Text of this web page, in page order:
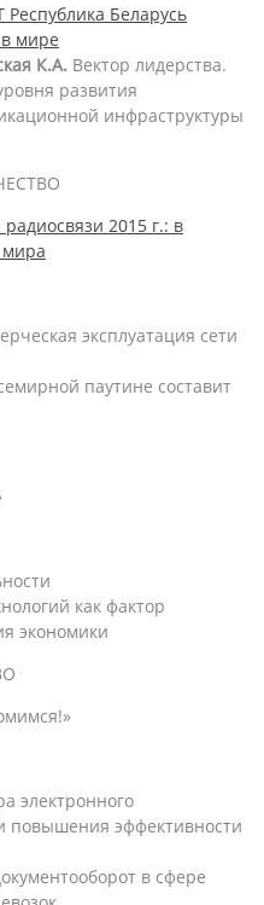
Беларусь
мире
К.А. Вектор лидерства.
развития
инфраструктуры
2015 г.: в
эксплуатация сети
паутине составит
как фактор
экономики
электронного
повышения эффективности
в сфере